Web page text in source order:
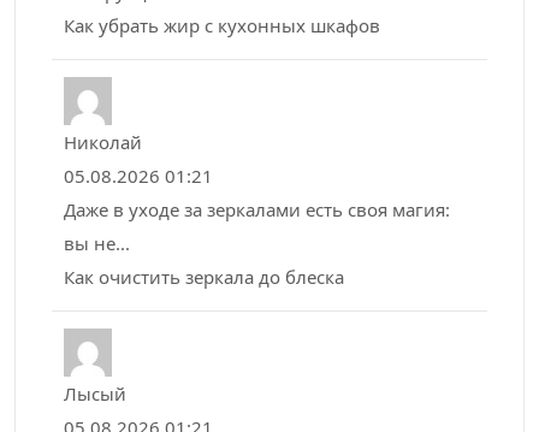
Как убрать жир с кухонных шкафов
Николай
05.08.2026 01:21
Даже в уходе за зеркалами есть своя магия:
вы не...
Как очистить зеркала до блеска
Лысый
05.08.2026 01:21